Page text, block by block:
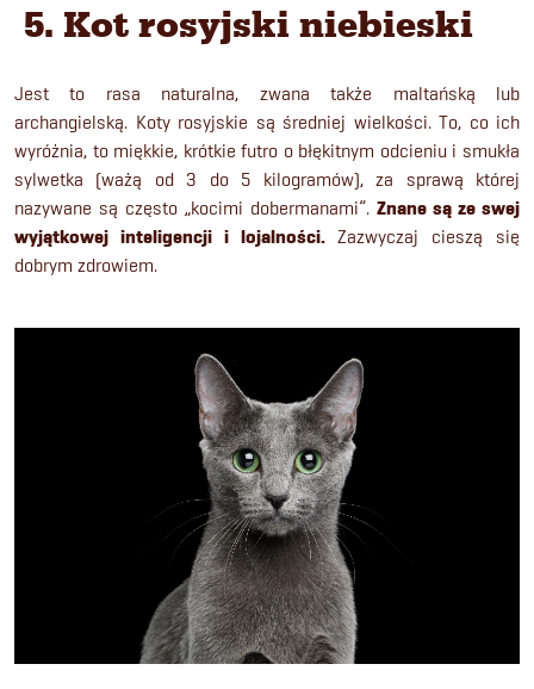
5. Kot rosyjski niebieski
Jest to rasa naturalna, zwana także maltańską lub
archangielską. Koty rosyjskie są średniej wielkości. To, co ich
wyróżnia, to miękkie, krótkie futro o błękitnym odcieniu i smukła
sylwetka (ważą od 3 do 5 kilogramów), za sprawą której
nazywane są często „kocimi dobermanami”. Znane są ze swej
wyjątkowej inteligencji i lojalności. Zazwyczaj cieszą się
dobrym zdrowiem.